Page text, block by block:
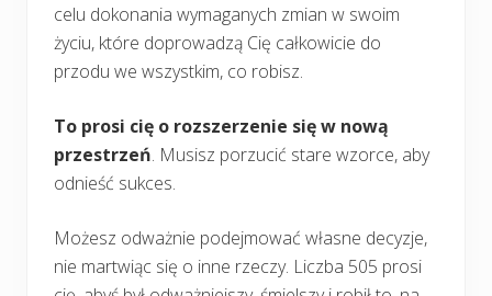
celu dokonania wymaganych zmian w swoim
życiu, które doprowadzą Cię całkowicie do
przodu we wszystkim, co robisz.
To prosi cię o rozszerzenie się w nową
przestrzeń. Musisz porzucić stare wzorce, aby
odnieść sukces.
Możesz odważnie podejmować własne decyzje,
nie martwiąc się o inne rzeczy. Liczba 505 prosi